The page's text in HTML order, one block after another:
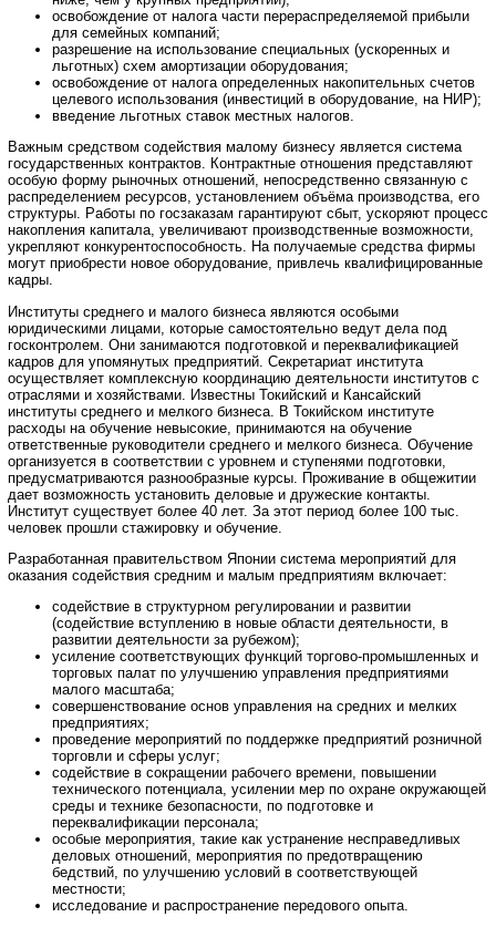
освобождение от налога части перераспределяемой прибыли
для семейных компаний;
разрешение на использование специальных (ускоренных и
льготных) схем амортизации оборудования;
освобождение от налога определенных накопительных счетов
целевого использования (инвестиций в оборудование, на НИР);
введение льготных ставок местных налогов.
Важным средством содействия малому бизнесу является система
государственных контрактов. Контрактные отношения представляют
особую форму рыночных отношений, непосредственно связанную с
распределением ресурсов, установлением объёма производства, его
структуры. Работы по госзаказам гарантируют сбыт, ускоряют процесс
накопления капитала, увеличивают производственные возможности,
укрепляют конкурентоспособность. На получаемые средства фирмы
могут приобрести новое оборудование, привлечь квалифицированные
кадры.
Институты среднего и малого бизнеса являются особыми
юридическими лицами, которые самостоятельно ведут дела под
госконтролем. Они занимаются подготовкой и переквалификацией
кадров для упомянутых предприятий. Секретариат института
осуществляет комплексную координацию деятельности институтов с
отраслями и хозяйствами. Известны Токийский и Кансайский
институты среднего и мелкого бизнеса. В Токийском институте
расходы на обучение невысокие, принимаются на обучение
ответственные руководители среднего и мелкого бизнеса. Обучение
организуется в соответствии с уровнем и ступенями подготовки,
предусматриваются разнообразные курсы. Проживание в общежитии
дает возможность установить деловые и дружеские контакты.
Институт существует более 40 лет. За этот период более 100 тыс.
человек прошли стажировку и обучение.
Разработанная правительством Японии система мероприятий для
оказания содействия средним и малым предприятиям включает:
содействие в структурном регулировании и развитии
(содействие вступлению в новые области деятельности, в
развитии деятельности за рубежом);
усиление соответствующих функций торгово-промышленных и
торговых палат по улучшению управления предприятиями
малого масштаба;
совершенствование основ управления на средних и мелких
предприятиях;
проведение мероприятий по поддержке предприятий розничной
торговли и сферы услуг;
содействие в сокращении рабочего времени, повышении
технического потенциала, усилении мер по охране окружающей
среды и технике безопасности, по подготовке и
переквалификации персонала;
особые мероприятия, такие как устранение несправедливых
деловых отношений, мероприятия по предотвращению
бедствий, по улучшению условий в соответствующей
местности;
исследование и распространение передового опыта.